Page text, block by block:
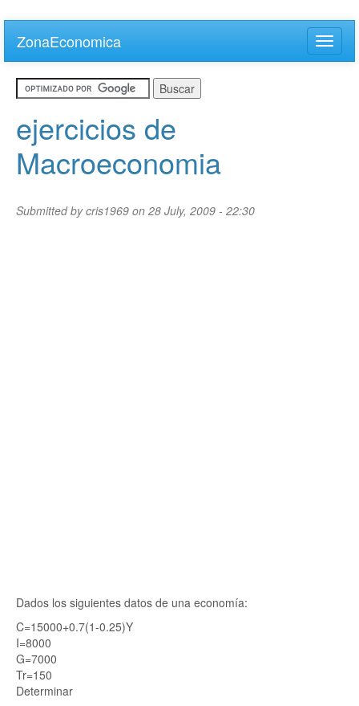
main
content
ZonaEconomica
Toggle
ejercicios de
Macroeconomia
Submitted bycris1969 on 28 July, 2009 - 22:30
Dados los siguientes datos de una economía:
C=15000+0.7(1-0.25)Y
I=8000
G=7000
Tr=150
Determinar